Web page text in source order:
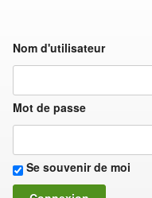
Nom d'utilisateur
Mot de passe
Se souvenir de moi